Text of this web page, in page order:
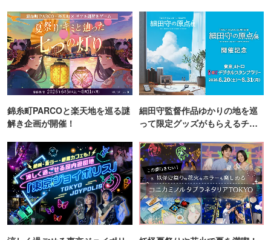
錦糸町PARCOと楽天地を巡る謎
解き企画が開催！
細田守監督作品ゆかりの地を巡
って限定グッズがもらえるチャ